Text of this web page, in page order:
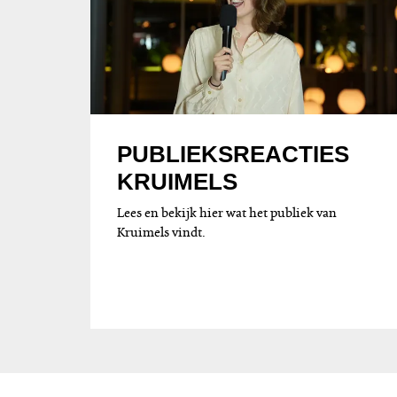
PUBLIEKSREACTIES
KRUIMELS
Lees en bekijk hier wat het publiek van
Kruimels vindt.